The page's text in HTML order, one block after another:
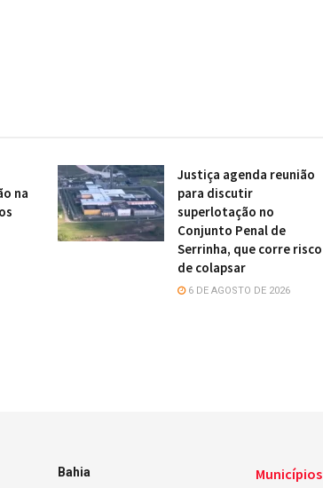
na
Justiça agenda reunião
para discutir
superlotação no
Conjunto Penal de
Serrinha, que corre risco
de colapsar
6 DE AGOSTO DE 2026
Bahia
Municípios